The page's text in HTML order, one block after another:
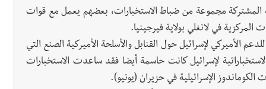
المشتركة مجموعة من ضباط الاستخبارات، بعضهم يعمل مع قوات
المركزية في لانغلي بولاية فيرجينيا.
الأميركي لإسرائيل حول القنابل والأسلحة الأميركية الصنع التي
لإسرائيل كانت حاسمة أيضا فقد ساعدت الاستخبارات
الإسرائيلية في حزيران (يونيو).